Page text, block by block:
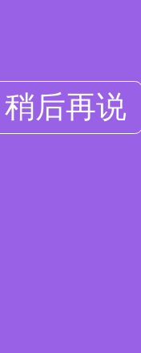
稍后再说